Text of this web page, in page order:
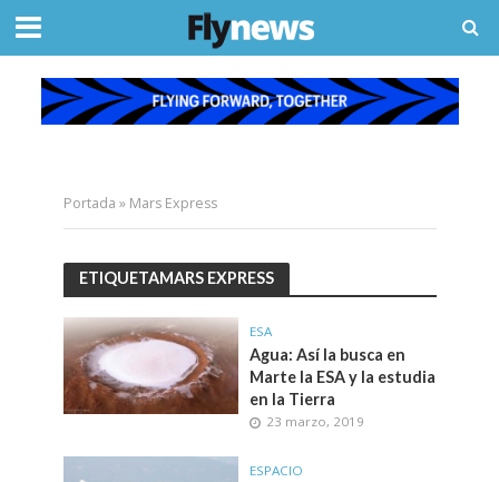
Portada » Mars Express
ETIQUETAMARS EXPRESS
ESA
Agua: Así la busca en
Marte la ESA y la estudia
en la Tierra
23 marzo, 2019
ESPACIO